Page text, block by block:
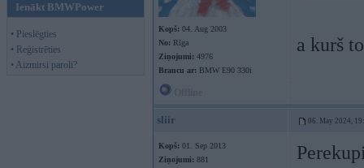
Ienākt BMWPower
• Pieslēgties
• Reģistrēties
• Aizmirsi paroli?
Kopš: 04. Aug 2003
No: Rīga
Ziņojumi: 4976
Braucu ar: BMW E90 330i
a kurš
sliir 06. May 2024,
Kopš: 01. Sep 2013
Ziņojumi: 881